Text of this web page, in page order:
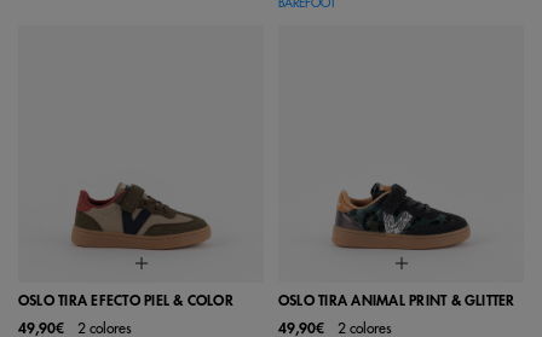
BAREFOOT
OSLO TIRA EFECTO PIEL & COLOR
49,90€
2 colores
OSLO TIRA ANIMAL PRINT & GLITTER
49,90€
2 colores